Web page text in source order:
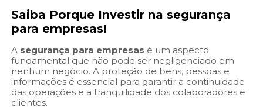
Saiba Porque Investir na segurança
para empresas!
A segurança para empresas é um aspecto
fundamental que não pode ser negligenciado em
nenhum negócio. A proteção de bens, pessoas e
informações é essencial para garantir a continuidade
das operações e a tranquilidade dos colaboradores e
clientes.